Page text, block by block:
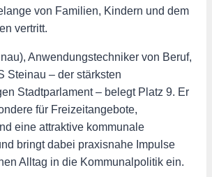
von Familien, Kindern und dem
vertritt.
Anwendungstechniker von Beruf,
Steinau – der stärksten
Stadtparlament – belegt Platz 9. Er
für Freizeitangebote,
eine attraktive kommunale
bringt dabei praxisnahe Impulse
Alltag in die Kommunalpolitik ein.